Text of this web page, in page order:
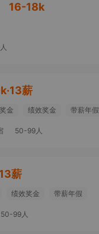
16-18k
薪
金 绩效奖金 带薪年假
50-99人
薪
绩效奖金 带薪年假
50-99人